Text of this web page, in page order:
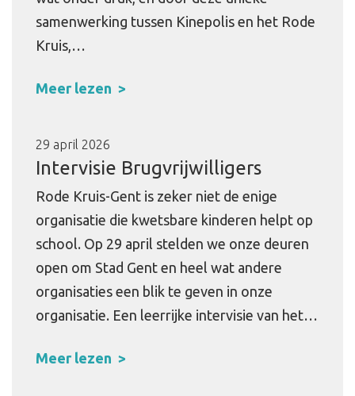
samenwerking tussen Kinepolis en het Rode
Kruis,…
Meer lezen
29 april 2026
Intervisie Brugvrijwilligers
Rode Kruis-Gent is zeker niet de enige
organisatie die kwetsbare kinderen helpt op
school. Op 29 april stelden we onze deuren
open om Stad Gent en heel wat andere
organisaties een blik te geven in onze
organisatie. Een leerrijke intervisie van het…
Meer lezen